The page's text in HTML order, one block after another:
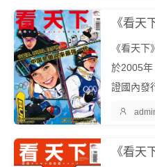
5年，也
包...
《看天
於2005年
證國內發
多元，
者展現
